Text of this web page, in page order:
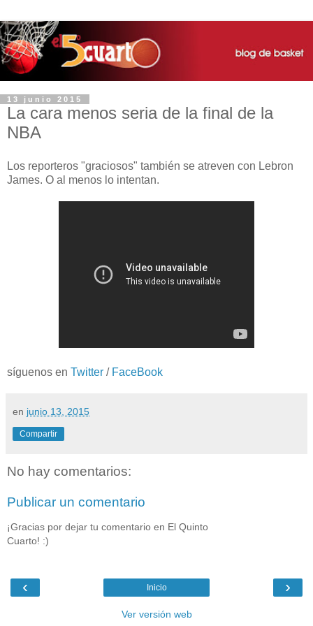
13 junio 2015
La cara menos seria de la final de la
NBA
Los reporteros "graciosos" también se atreven con Lebron
James. O al menos lo intentan.
síguenos en Twitter / FaceBook
en junio 13, 2015
Compartir
No hay comentarios:
Publicar un comentario
¡Gracias por dejar tu comentario en El Quinto
Cuarto! :)
‹ ›
Inicio
Ver versión web